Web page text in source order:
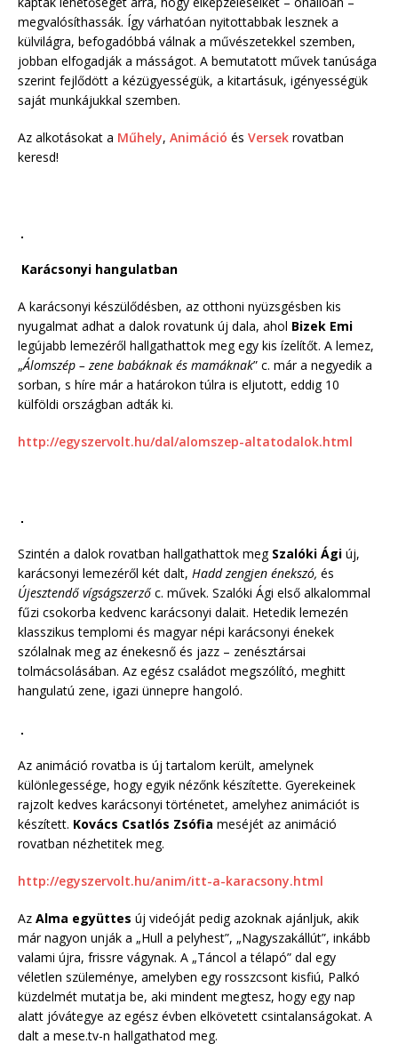
megvalósíthassák. Így várhatóan nyitottabbak lesznek a
külvilágra, befogadóbbá válnak a művészetekkel szemben,
jobban elfogadják a másságot. A bemutatott művek tanúsága
szerint fejlődött a kézügyességük, a kitartásuk, igényességük
saját munkájukkal szemben.
Az alkotásokat a Műhely, Animáció és Versek rovatban
keresd!
Karácsonyi hangulatban
A karácsonyi készülődésben, az otthoni nyüzsgésben kis
nyugalmat adhat a dalok rovatunk új dala, ahol Bizek Emi
legújabb lemezéről hallgathattok meg egy kis ízelítőt. A lemez,
„Álomszép – zene babáknak és mamáknak” c. már a negyedik a
sorban, s híre már a határokon túlra is eljutott, eddig 10
külföldi országban adták ki.
http://egyszervolt.hu/dal/alomszep-altatodalok.html
Szintén a dalok rovatban hallgathattok meg Szalóki Ági új,
karácsonyi lemezéről két dalt, Hadd zengjen énekszó, és
Újesztendő vígságszerző c. művek. Szalóki Ági első alkalommal
fűzi csokorba kedvenc karácsonyi dalait. Hetedik lemezén
klasszikus templomi és magyar népi karácsonyi énekek
szólalnak meg az énekesnő és jazz – zenésztársai
tolmácsolásában. Az egész családot megszólító, meghitt
hangulatú zene, igazi ünnepre hangoló.
Az animáció rovatba is új tartalom került, amelynek
különlegessége, hogy egyik nézőnk készítette. Gyerekeinek
rajzolt kedves karácsonyi történetet, amelyhez animációt is
készített. Kovács Csatlós Zsófia meséjét az animáció
rovatban nézhetitek meg.
http://egyszervolt.hu/anim/itt-a-karacsony.html
Az Alma együttes új videóját pedig azoknak ajánljuk, akik
már nagyon unják a „Hull a pelyhest”, „Nagyszakállút”, inkább
valami újra, frissre vágynak. A „Táncol a télapó” dal egy
véletlen szüleménye, amelyben egy rosszcsont kisfiú, Palkó
küzdelmét mutatja be, aki mindent megtesz, hogy egy nap
alatt jóvátegye az egész évben elkövetett csintalanságokat. A
dalt a mese.tv-n hallgathatod meg.